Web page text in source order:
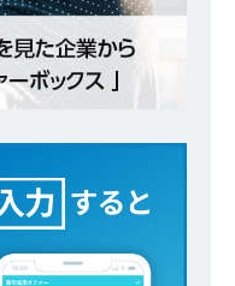
る企業 ｜ 土地仕入れから物
平均年収809万 ｜ 年間休日
休み ｜ スタンダード上場 ｜
ズ
] 【 28卒 ｜ 適性検査合否免
インターンあり 】東京勤
資用住宅販売をリードする企